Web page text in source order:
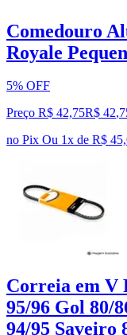
Comedouro
Royale
5% OFF
Preço R$ 42,75R$ 42,
no Pix Ou 1x de R$
Correia em V
95/96 Gol 80/
94/95 Saveiro